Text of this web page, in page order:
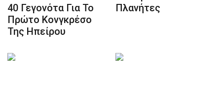
40 Γεγονότα Για Το
Πρώτο Κονγκρέσο
Της Ηπείρου
Πλανήτες